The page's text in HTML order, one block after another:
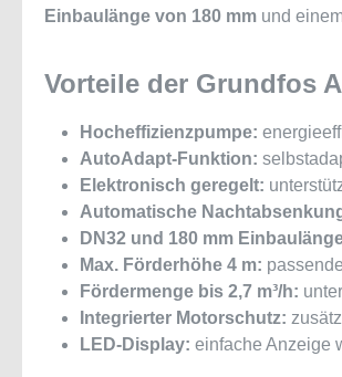
Einbaulänge von 180 mm und
Vorteile der Grundfos
Hocheffizienzpumpe:
AutoAdapt-Funktion:
Elektronisch geregelt:
Automatische
DN32 und 180 mm
Max. Förderhöhe 4 m:
Fördermenge bis 2,7 m³/h:
Integrierter Motorschutz:
LED-Display: einfache Anzeige